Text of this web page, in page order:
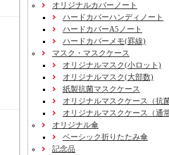
オリジナルカバーノート
ハードカバーハンディノート
ハードカバーA5ノート
ハードカバーメモ(罫線)
マスク・マスクケース
オリジナルマスク(小ロット)
オリジナルマスク(大部数)
紙製抗菌マスクケース
オリジナルマスクケース（抗
オリジナルマスクケース（通
オリジナル傘
ベーシック折りたたみ傘
記念品